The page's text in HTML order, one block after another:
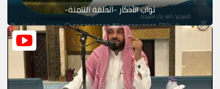
ثواب الأذكار -الحلقة الثامنة-